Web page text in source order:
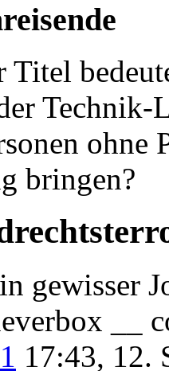
Titel
Technik-
ohne
bringen?
gewisser
__
17:43, 12.